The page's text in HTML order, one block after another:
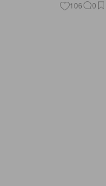
106 0